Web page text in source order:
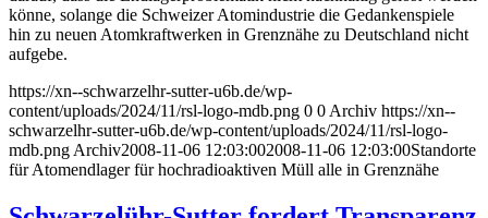
könne, solange die Schweizer Atomindustrie die Gedankenspiele
hin zu neuen Atomkraftwerken in Grenznähe zu Deutschland nicht
aufgebe.
https://xn--schwarzelhr-sutter-u6b.de/wp-
content/uploads/2024/11/rsl-logo-mdb.png 0 0 Archiv https://xn--
schwarzelhr-sutter-u6b.de/wp-content/uploads/2024/11/rsl-logo-
mdb.png Archiv2008-11-06 12:03:002008-11-06 12:03:00Standorte
für Atomendlager für hochradioaktiven Müll alle in Grenznähe